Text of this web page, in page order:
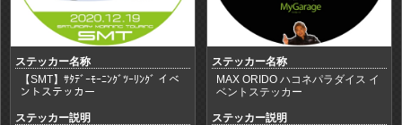
ステッカー名称
【SMT】ｻﾀﾃﾞｰﾓｰﾆﾝｸﾞﾂｰﾘﾝｸﾞ イベ
ントステッカー
ステッカー説明
ステッカー名称
MAX ORIDO ハコネパラダイス イ
ベントステッカー
ステッカー説明